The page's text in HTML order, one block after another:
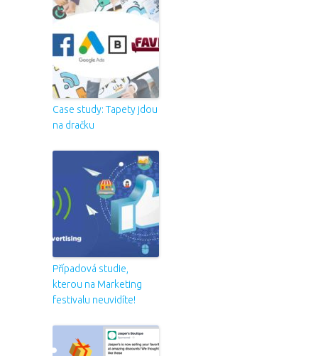
Case study: Tapety jdou
na dračku
Případová studie,
kterou na Marketing
festivalu neuvidíte!